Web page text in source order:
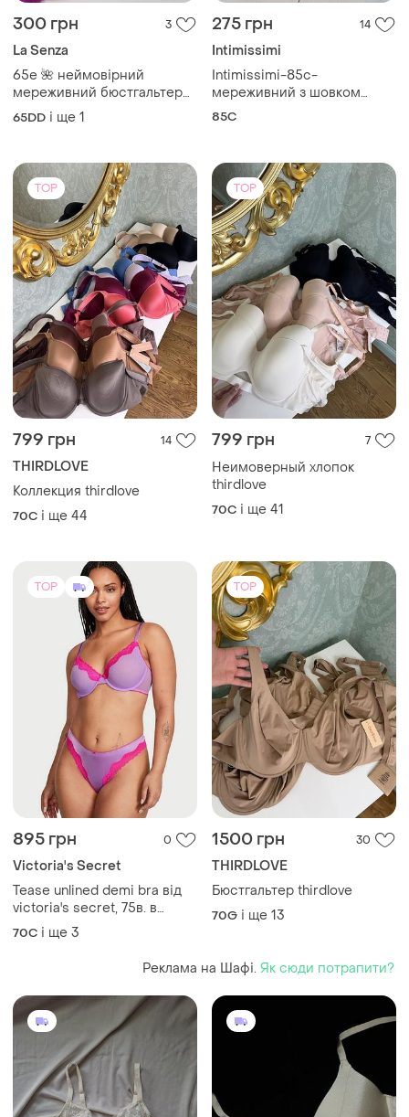
300 грн 3
La Senza
65e 🌺 неймовірний
мереживний бюстгальтер
кольору фуксії la senza
65DD і ще 1
275 грн 14
Intimissimi
Intimissimi-85c-
мереживний з шовком
бюстгальтер на кісточках
85C
TOP
799 грн 14
THIRDLOVE
Коллекция thirdlove
70C і ще 44
TOP
799 грн 7
Неимоверный хлопок
thirdlove
70C і ще 41
TOP
895 грн 0
Victoria's Secret
Tease unlined demi bra від
victoria's secret, 75в. в
наявності
70C і ще 3
TOP
1500 грн 30
THIRDLOVE
Бюстгальтер thirdlove
70G і ще 13
Реклама на Шафі. Як сюди потрапити?